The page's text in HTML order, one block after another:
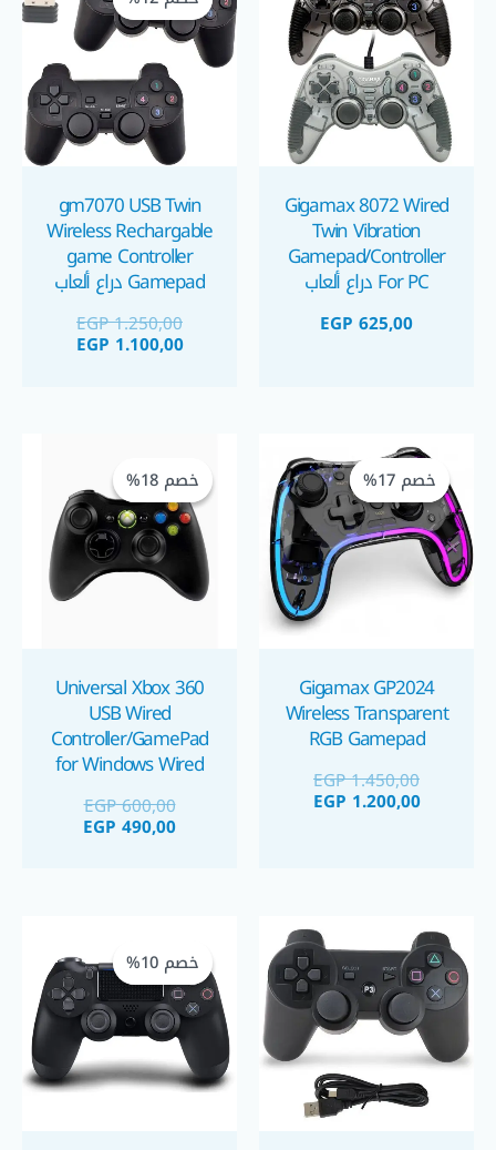
Gigamax 8072 Wired
Twin Vibration
Gamepad/Controller
For PC دراع ألعاب
زوجي هزاز للكمبيوتر
EGP 625,00
gm7070 USB Twin
Wireless Rechargable
game Controller
Gamepad دراع ألعاب
زوجي وايرلس قابل
للشحن للكمبيوتر
EGP1.250,00
1.250,00.
EGP 1.100,00
1.100,00.
خصم 17%
خصم 17%
Gigamax GP2024
Wireless Transparent
RGB Gamepad
EGP1.450,00
الأصلي
هو:
EGP 1.450,00.
EGP 1.200,00
الحالي
هو:
EGP 1.200,00.
خصم 18%
خصم 18%
Universal Xbox 360
USB Wired
Controller/GamePad
for Windows Wired
ذراع العاب اكس بوكس
سلكي للكمبيوتر و
EGP600,00
هو:
600,00.
EGP 490,00
هو:
490,00.
خصم 10%
خصم 10% هو:
640,00.
هو:
575,00.